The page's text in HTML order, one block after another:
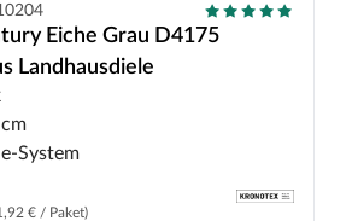
Eiche Grau D4175
Landhausdiele
System
€ / Paket)